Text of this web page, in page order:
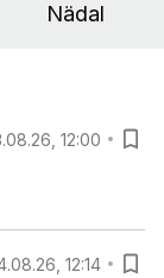
Nädal
12:00
12:14